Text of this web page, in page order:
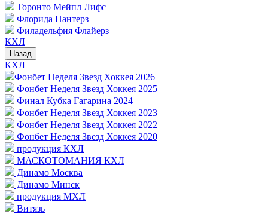
Торонто Мейпл Лифс
Флорида Пантерз
Филадельфия Флайерз
КХЛ
Назад
КХЛ
Фонбет Неделя Звезд Хоккея 2026
Фонбет Неделя Звезд Хоккея 2025
Финал Кубка Гагарина 2024
Фонбет Неделя Звезд Хоккея 2023
Фонбет Неделя Звезд Хоккея 2022
Фонбет Неделя Звезд Хоккея 2020
продукция КХЛ
МАСКОТОМАНИЯ КХЛ
Динамо Москва
Динамо Минск
продукция МХЛ
Витязь